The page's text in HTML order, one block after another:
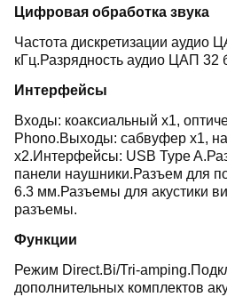
Цифровая обработка звука
Частота дискретизации аудио
кГц.Разрядность аудио ЦАП 32
Интерфейсы
Входы: коаксиальный x1,
Phono.Выходы: сабвуфер x1,
x2.Интерфейсы: USB Type
панели наушники.Разъем для
6.3 мм.Разъемы для акустики
разъемы.
Функции
Режим Direct.Bi/Tri-
дополнительных комплектов